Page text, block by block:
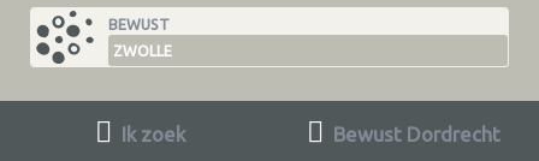
BEWUST
ZWOLLE
Ik zoek Bewust Dordrecht